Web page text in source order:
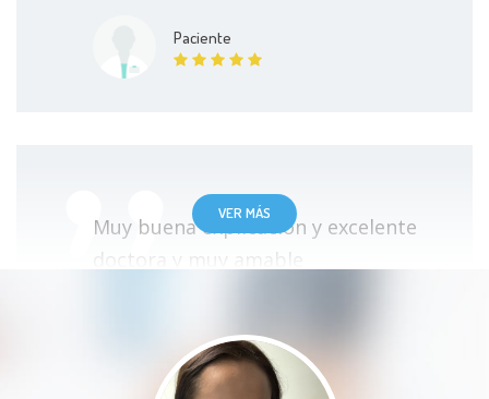
Paciente
Muy buena explicación y excelente
doctora y muy amable
VER MÁS